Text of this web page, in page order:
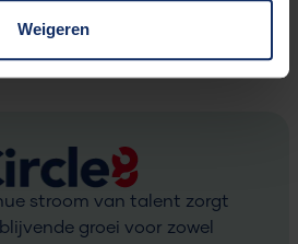
Weigeren
Contact
stroom van talent zorgt
groei voor zowel